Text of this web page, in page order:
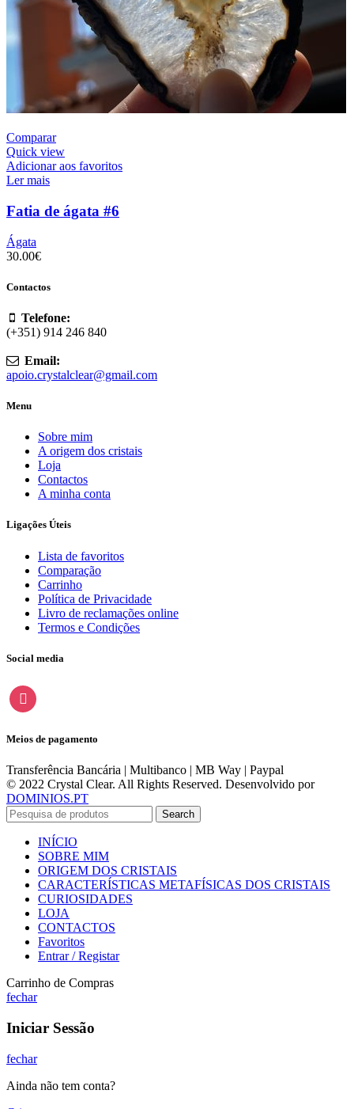
Comparar
Quick view
Adicionar aos favoritos
Ler mais
Fatia de ágata #6
Ágata
30.00€
Contactos
Telefone:
(+351) 914 246 840
Email:
apoio.crystalclear@gmail.com
Menu
Sobre mim
A origem dos cristais
Loja
Contactos
A minha conta
Ligações Úteis
Lista de favoritos
Comparação
Carrinho
Política de Privacidade
Livro de reclamações online
Termos e Condições
Social media
instagram
Meios de pagamento
Transferência Bancária | Multibanco | MB Way | Paypal
© 2022 Crystal Clear. All Rights Reserved. Desenvolvido por
DOMINIOS.PT
Search
INÍCIO
SOBRE MIM
ORIGEM DOS CRISTAIS
CARACTERÍSTICAS METAFÍSICAS DOS CRISTAIS
CURIOSIDADES
LOJA
CONTACTOS
Favoritos
Entrar / Registar
Carrinho de Compras
fechar
Iniciar Sessão
fechar
Ainda não tem conta?